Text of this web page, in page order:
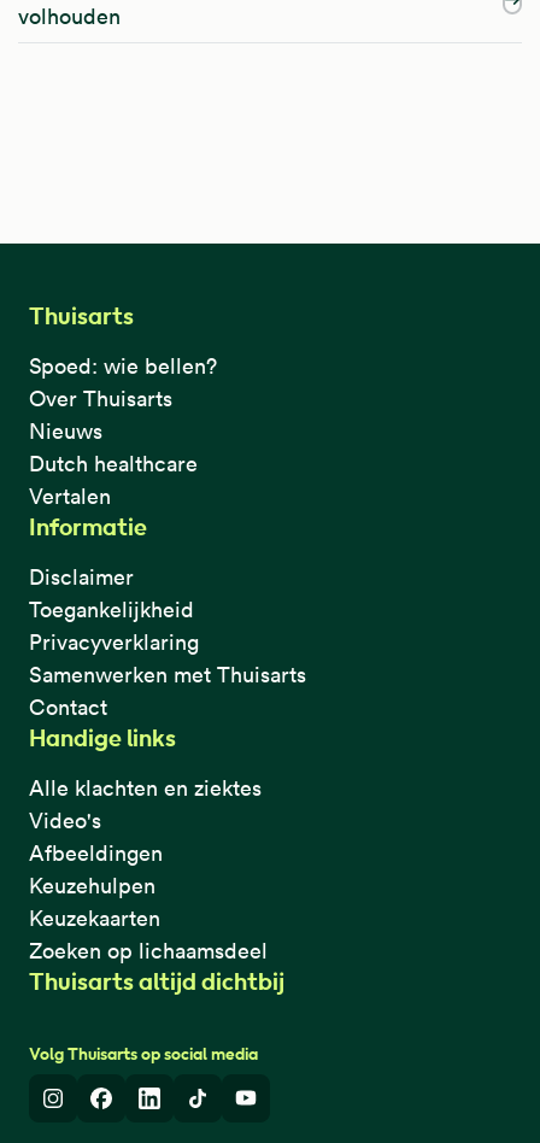
volhouden
Thuisarts
Spoed: wie bellen?
Over Thuisarts
Nieuws
Dutch healthcare
Vertalen
Informatie
Disclaimer
Toegankelijkheid
Privacyverklaring
Samenwerken met Thuisarts
Contact
Handige links
Alle klachten en ziektes
Video's
Afbeeldingen
Keuzehulpen
Keuzekaarten
Zoeken op lichaamsdeel
Thuisarts altijd dichtbij
Volg Thuisarts op social media
InstagramFacebook
LinkedInTikTokYoutube